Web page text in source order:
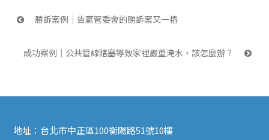
勝訴案例｜告贏管委會的勝訴案又一樁
成功案例｜公共管線賭塞導致家裡嚴重淹水，該怎麼辦？
地址： 台北市中正區100衡陽路51號10樓